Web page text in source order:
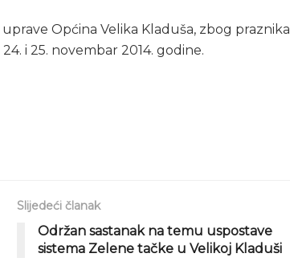
Općina Velika Kladuša, zbog praznika
i 25. novembar 2014. godine.
Slijedeći članak
Održan sastanak na temu uspostave
sistema Zelene tačke u Velikoj Kladuši